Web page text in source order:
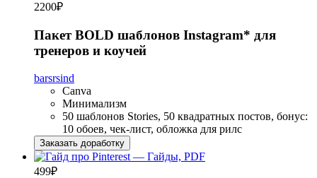
2200₽
Пакет BOLD шаблонов Instagram* для
тренеров и коучей
barsrsind
Canva
Минимализм
50 шаблонов Stories, 50 квадратных постов, бонус:
10 обоев, чек-лист, обложка для рилс
Заказать доработку
499₽